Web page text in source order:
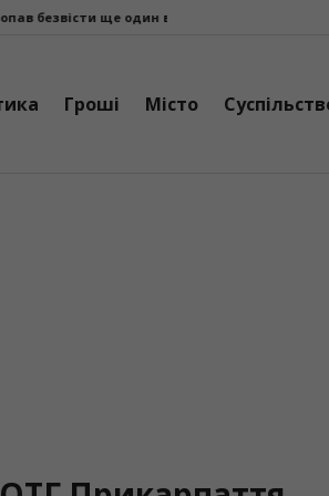
ще один військовослужбовець із
Гроші Місто